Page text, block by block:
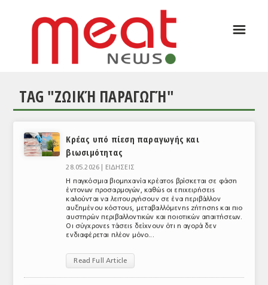
ΕΙΔΗΣΕΙΣ
ΘΕΜΑΤΑ
ΕΥΡΩΠΑΪΚΕΣ ΑΠΟΦΑΣΕΙΣ
☰
TAG "ΖΩΙΚΉ ΠΑΡΑΓΩΓΉ"
Κρέας υπό πίεση παραγωγής και
βιωσιμότητας
28.05.2026 |
ΕΙΔΗΣΕΙΣ
Η παγκόσμια βιομηχανία κρέατος βρίσκεται σε φάση
έντονων προσαρμογών, καθώς οι επιχειρήσεις
καλούνται να λειτουργήσουν σε ένα περιβάλλον
αυξημένου κόστους, μεταβαλλόμενης ζήτησης και πιο
αυστηρών περιβαλλοντικών και ποιοτικών απαιτήσεων.
Οι σύγχρονες τάσεις δείχνουν ότι η αγορά δεν
ενδιαφέρεται πλέον μόνο...
Read Full Article